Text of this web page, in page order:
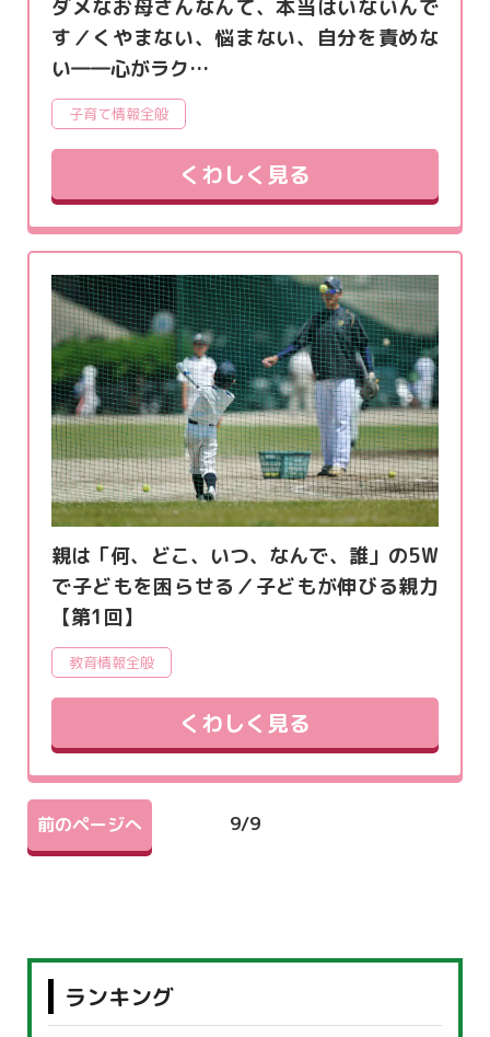
ダメなお母さんなんて、本当はいないんで
す／くやまない、悩まない、自分を責めな
い――心がラク…
子育て情報全般
くわしく見る
親は「何、どこ、いつ、なんで、誰」の5W
で子どもを困らせる／子どもが伸びる親力
【第1回】
教育情報全般
くわしく見る
前のページへ 9/9
ランキング